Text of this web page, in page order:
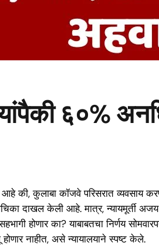
६०%
आहे की, कुलाबा कॉजवे परिसरात
दाखल केली आहे. मात्र, न्यायमूर्ती
होणार का? याबाबतचा निर्णय
नाहीत, असे न्यायालयाने स्पष्ट केले.